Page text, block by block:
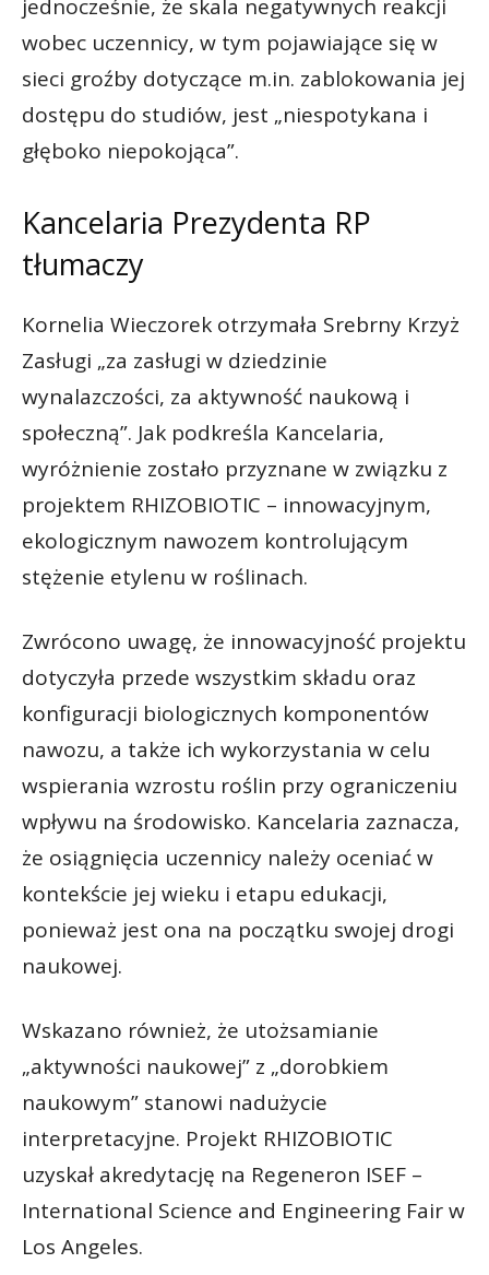
jednocześnie, że skala negatywnych reakcji
wobec uczennicy, w tym pojawiające się w
sieci groźby dotyczące m.in. zablokowania jej
dostępu do studiów, jest „niespotykana i
głęboko niepokojąca”.
Kancelaria Prezydenta RP
tłumaczy
Kornelia Wieczorek otrzymała Srebrny Krzyż
Zasługi „za zasługi w dziedzinie
wynalazczości, za aktywność naukową i
społeczną”. Jak podkreśla Kancelaria,
wyróżnienie zostało przyznane w związku z
projektem RHIZOBIOTIC – innowacyjnym,
ekologicznym nawozem kontrolującym
stężenie etylenu w roślinach.
Zwrócono uwagę, że innowacyjność projektu
dotyczyła przede wszystkim składu oraz
konfiguracji biologicznych komponentów
nawozu, a także ich wykorzystania w celu
wspierania wzrostu roślin przy ograniczeniu
wpływu na środowisko. Kancelaria zaznacza,
że osiągnięcia uczennicy należy oceniać w
kontekście jej wieku i etapu edukacji,
ponieważ jest ona na początku swojej drogi
naukowej.
Wskazano również, że utożsamianie
„aktywności naukowej” z „dorobkiem
naukowym” stanowi nadużycie
interpretacyjne. Projekt RHIZOBIOTIC
uzyskał akredytację na Regeneron ISEF –
International Science and Engineering Fair w
Los Angeles.